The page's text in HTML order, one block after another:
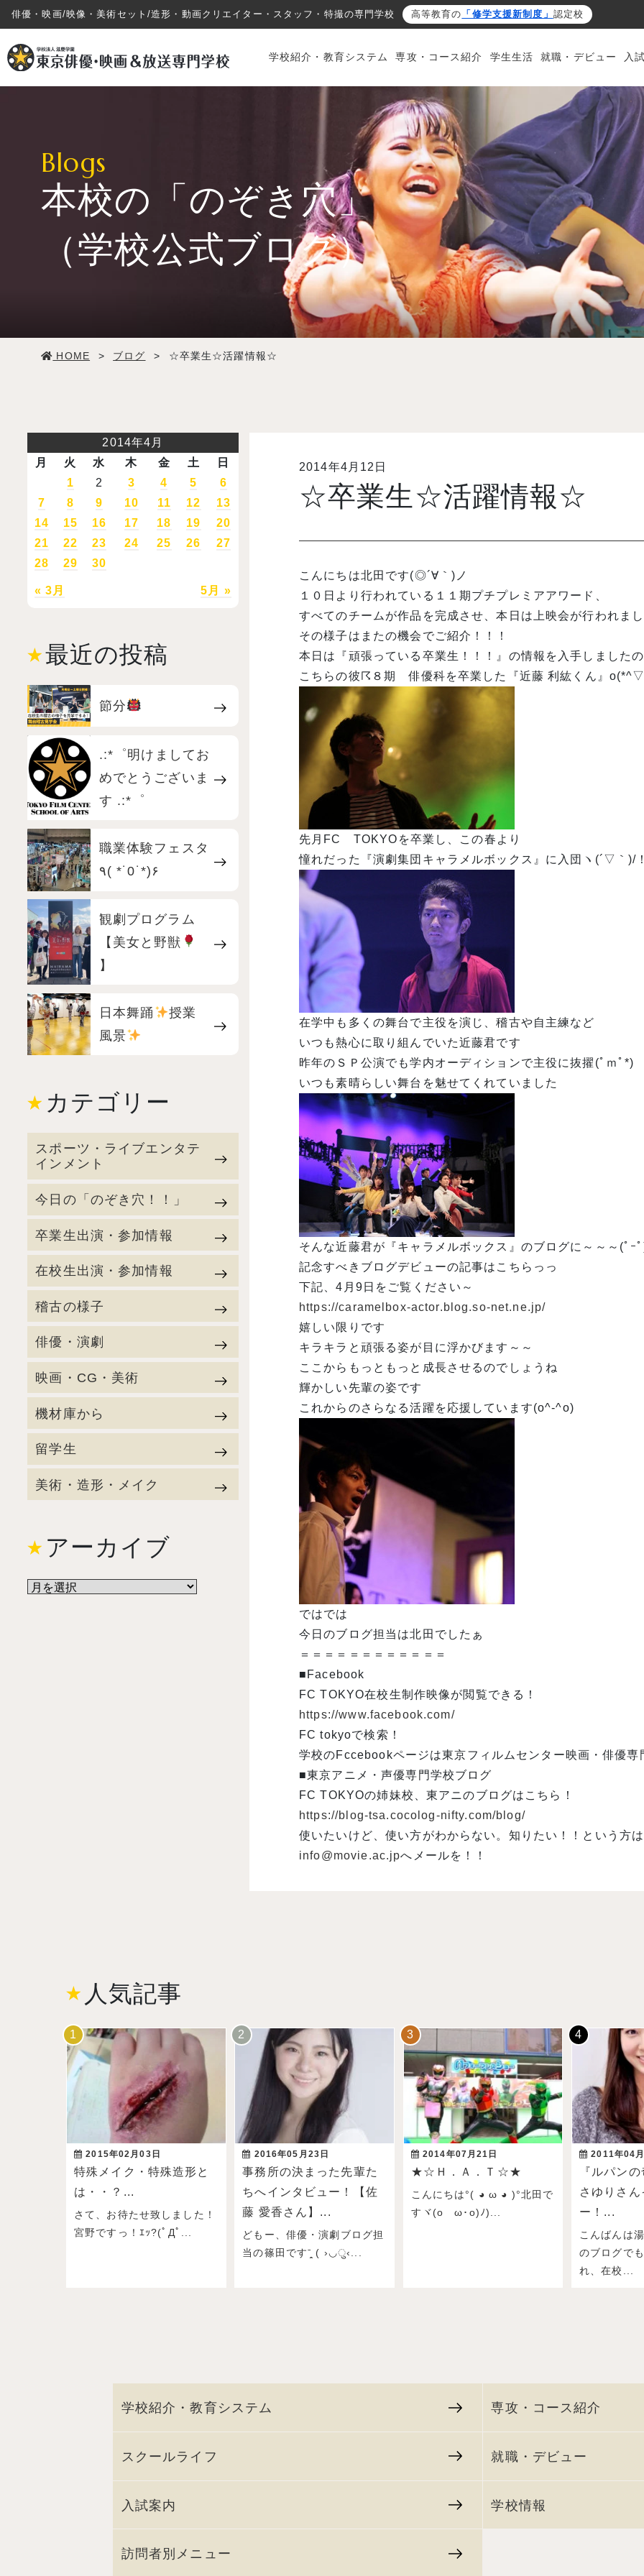
俳優・映画/映像・美術セット/造形・動画クリエイター・スタッフ・特撮の専門学校 高等教育の 「修学支援新制度」 認定校
学校紹介・教育システム 専攻・コース紹介 学生生活 就職・デビュー 入
専攻・コース紹介
学校情報
オープンキャンパス
Blogs
本校の「のぞき穴」
（学校公式ブログ）
HOME > ブログ > ☆卒業生☆活躍情報☆
2014年4月12日
☆卒業生☆活躍情報☆
こんにちは北田です(◎´∀｀)ノ
１０日より行われている１１期プチプレミアアワード、
すべてのチームが作品を完成させ、本日は上映会が行われま
その様子はまたの機会でご紹介！！！
本日は『頑張っている卒業生！！！』の情報を入手しました
こちらの彼☈８期 俳優科を卒業した『近藤 利紘くん』
先月FC TOKYOを卒業し、この春より
憧れだった『演劇集団キャラメルボックス』に入団ヽ(´▽｀)/
在学中も多くの舞台で主役を演じ、稽古や自主練など
いつも熱心に取り組んでいた近藤君です
昨年のＳＰ公演でも学内オーディションで主役に抜擢(ﾟｍﾟ*)
いつも素晴らしい舞台を魅せてくれていました
そんな近藤君が『キャラメルボックス』のブログに～～～(ﾟｰ
記念すべきブログデビューの記事はこちらっっ
下記、4月9日をご覧ください～
https://caramelbox-actor.blog.so-net.ne.jp/
嬉しい限りです
キラキラと頑張る姿が目に浮かびます～～
ここからもっともっと成長させるのでしょうね
輝かしい先輩の姿です
これからのさらなる活躍を応援しています(o^-^o)
ではでは
今日のブログ担当は北田でしたぁ
＝＝＝＝＝＝＝＝＝＝＝＝
■Facebook
FC TOKYO在校生制作映像が閲覧できる！
https://www.facebook.com/
FC tokyoで検索！
学校のFccebookページは東京フィルムセンター映画・俳優専
■東京アニメ・声優専門学校ブログ
FC TOKYOの姉妹校、東アニのブログはこちら！
https://blog-tsa.cocolog-nifty.com/blog/
使いたいけど、使い方がわからない。知りたい！！という方は
info@movie.ac.jpへメールを！！
2014年4月
月
火 水 木 金 土 日
« 3月 5月 »
1 2 3 4 5
6
7
8 9 10 11 12
13
14
15 16 17 18 19
20
21
22 23 24 25 26
27
28
29 30
最近の投稿
節分
.:*゜明けましてお
めでとうございま
す .:*゜
職業体験フェスタ
٩( *˙0˙*)۶
観劇プログラム
【美女と野獣
】
日本舞踊
授業
風景
カテゴリー
スポーツ・ライブエンタテ
インメント
今日の「のぞき穴！！」
卒業生出演・参加情報
在校生出演・参加情報
稽古の様子
俳優・演劇
映画・CG・美術
機材庫から
留学生
美術・造形・メイク
アーカイブ
人気記事
2015年02月03日
特殊メイク・特殊造形と
は・・？...
さて、お待たせ致しました！
宮野ですっ！ｴｯ?(ﾟДﾟ...
2016年05月23日
事務所の決まった先輩た
ちへインタビュー！【佐
藤 愛香さん】...
どもー、俳優・演劇ブログ担
当の篠田ですˉ̞̭ ( ›◡ु‹...
2014年07月21日
★☆Ｈ．Ａ．Ｔ☆★
こんにちは°( ◕ ω ◕ )°北田で
すヾ(oゝω･o)ﾉ)...
2011年04
『ルパン
さゆりさ
ー！...
こんばんは
のブログで
れ、在校...
学校紹介・教育システム 専攻・コース紹介
スクールライフ 就職・デビュー
入試案内 学校情報
訪問者別メニュー